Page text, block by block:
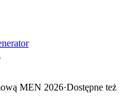
MEN 2026·Dostępne też